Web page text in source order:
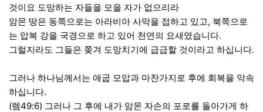
것이요 도망하는 자들을 모을 자가 없으리라
암몬 땅은 동쪽으로는 아라비아 사막을 접하고 있고, 북쪽으로
는 압복 강을 국경으로 하고 있어 천연의 요새였습니다.
그럴지라도 그들은 쫒겨 도망치기에 급급할 것이라고 하십니다.
그러나 하나님께서는 애굽 모압과 마찬가지로 후에 회복을 악속
하십니다.
(렘49:6) 그러나 그 후에 내가 암몬 자손의 포로를 돌아가게 하